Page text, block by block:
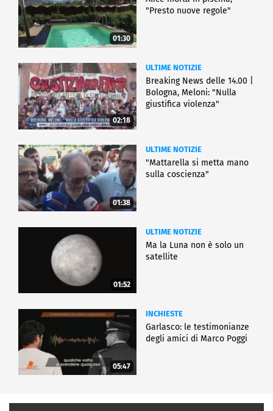
01:30
"Presto nuove regole"
02:18
ULTIME NOTIZIE
Breaking News delle 14.00 |
Bologna, Meloni: "Nulla
giustifica violenza"
01:38
ULTIME NOTIZIE
"Mattarella si metta mano
sulla coscienza"
01:52
ULTIME NOTIZIE
Ma la Luna non è solo un
satellite
05:47
INCHIESTE
Garlasco: le testimonianze
degli amici di Marco Poggi